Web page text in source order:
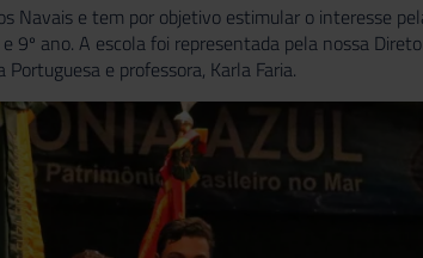
Navais e tem por objetivo estimular o interesse
ano. A escola foi representada pela nossa
e professora, Karla Faria.